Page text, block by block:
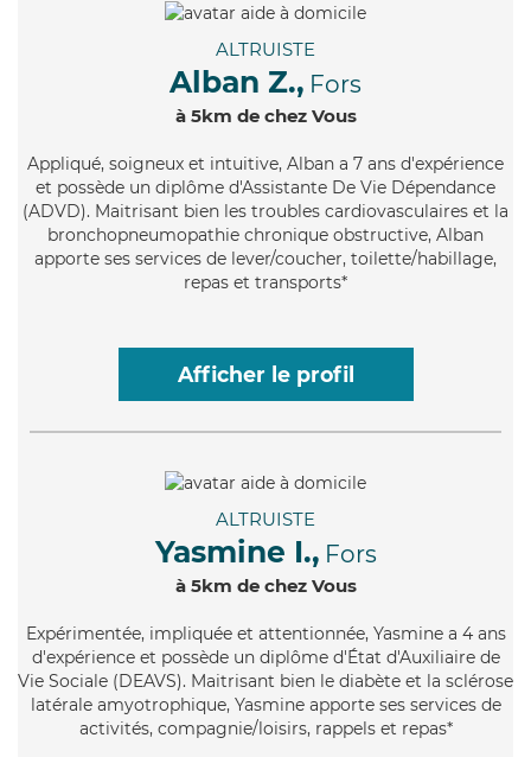
ALTRUISTE
Alban Z., Fors
à 5km de chez Vous
Appliqué, soigneux et intuitive, Alban a 7 ans d'expérience
et possède un diplôme d'Assistante De Vie Dépendance
(ADVD). Maitrisant bien les troubles cardiovasculaires et la
bronchopneumopathie chronique obstructive, Alban
apporte ses services de lever/coucher, toilette/habillage,
repas et transports*
Afficher le profil
ALTRUISTE
Yasmine I., Fors
à 5km de chez Vous
Expérimentée, impliquée et attentionnée, Yasmine a 4 ans
d'expérience et possède un diplôme d'État d'Auxiliaire de
Vie Sociale (DEAVS). Maitrisant bien le diabète et la sclérose
latérale amyotrophique, Yasmine apporte ses services de
activités, compagnie/loisirs, rappels et repas*